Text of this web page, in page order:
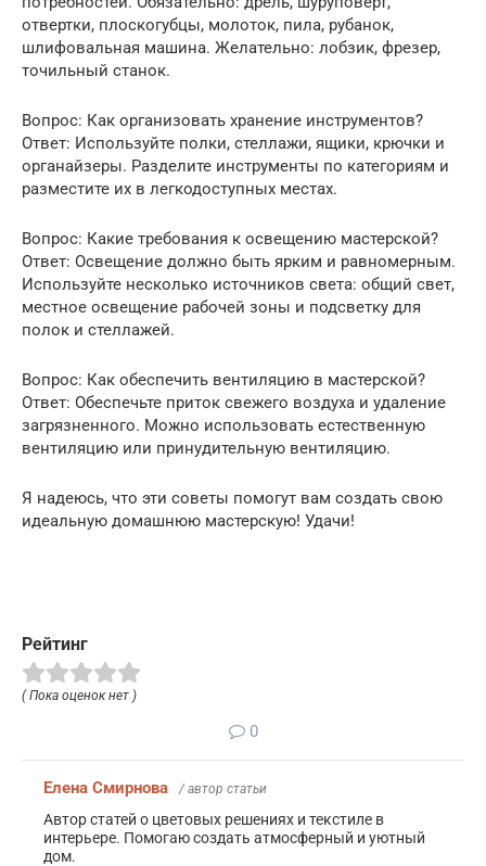
отвертки, плоскогубцы, молоток, пила, рубанок,
шлифовальная машина. Желательно: лобзик, фрезер,
точильный станок.
Вопрос: Как организовать хранение инструментов?
Ответ: Используйте полки, стеллажи, ящики, крючки и
органайзеры. Разделите инструменты по категориям и
разместите их в легкодоступных местах.
Вопрос: Какие требования к освещению мастерской?
Ответ: Освещение должно быть ярким и равномерным.
Используйте несколько источников света: общий свет,
местное освещение рабочей зоны и подсветку для
полок и стеллажей.
Вопрос: Как обеспечить вентиляцию в мастерской?
Ответ: Обеспечьте приток свежего воздуха и удаление
загрязненного. Можно использовать естественную
вентиляцию или принудительную вентиляцию.
Я надеюсь, что эти советы помогут вам создать свою
идеальную домашнюю мастерскую! Удачи!
Рейтинг
( Пока оценок нет )
0
Елена Смирнова / автор статьи
Автор статей о цветовых решениях и текстиле в
интерьере. Помогаю создать атмосферный и уютный
дом.